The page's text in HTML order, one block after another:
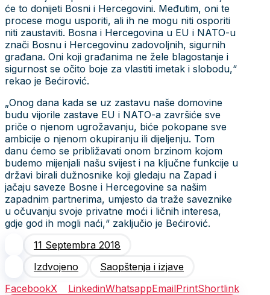
će to donijeti Bosni i Hercegovini. Međutim, oni te
procese mogu usporiti, ali ih ne mogu niti osporiti
niti zaustaviti. Bosna i Hercegovina u EU i NATO-u
znači Bosnu i Hercegovinu zadovoljnih, sigurnih
građana. Oni koji građanima ne žele blagostanje i
sigurnost se očito boje za vlastiti imetak i slobodu,“
rekao je Bećirović.
„Onog dana kada se uz zastavu naše domovine
budu vijorile zastave EU i NATO-a završiće sve
priče o njenom ugrožavanju, biće pokopane sve
ambicije o njenom okupiranju ili dijeljenju. Tom
danu ćemo se približavati onom brzinom kojom
budemo mijenjali našu svijest i na ključne funkcije u
državi birali dužnosnike koji gledaju na Zapad i
jačaju saveze Bosne i Hercegovine sa našim
zapadnim partnerima, umjesto da traže saveznike
u očuvanju svoje privatne moći i ličnih interesa,
gdje god ih mogli naći,“ zaključio je Bećirović.
11 Septembra 2018
Izdvojeno
Saopštenja i izjave
FacebookX LinkedinWhatsappEmailPrintShortlink